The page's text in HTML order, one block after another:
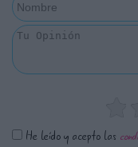
He leído y acepto las